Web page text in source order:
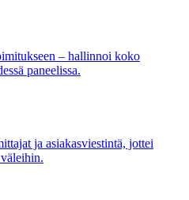
– hallinnoi koko
paneelissa.
ja asiakasviestintä, jottei